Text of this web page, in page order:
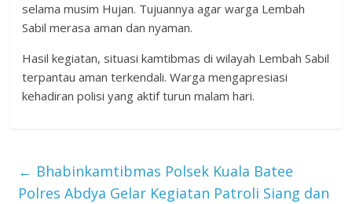
selama musim Hujan. Tujuannya agar warga Lembah
Sabil merasa aman dan nyaman.
Hasil kegiatan, situasi kamtibmas di wilayah Lembah Sabil
terpantau aman terkendali. Warga mengapresiasi
kehadiran polisi yang aktif turun malam hari.
← Bhabinkamtibmas Polsek Kuala Batee
Polres Abdya Gelar Kegiatan Patroli Siang dan